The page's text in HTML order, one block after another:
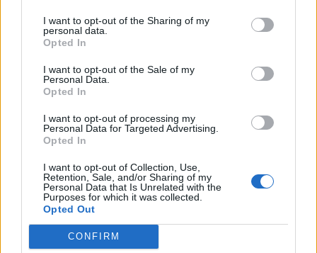
I want to opt-out of the Sharing of my
personal data.
Opted In
I want to opt-out of the Sale of my
Personal Data.
Opted In
I want to opt-out of processing my
Personal Data for Targeted Advertising.
Opted In
I want to opt-out of Collection, Use,
Retention, Sale, and/or Sharing of my
Personal Data that Is Unrelated with the
Purposes for which it was collected.
Opted Out
CONFIRM
Il materiale (testo, foto e video) consultabile in questo portale è di nostra proprietà.
Alcune foto (screenshot) ed articoli presenti su "Calciomercato Magazine" sono in parte
giunti da internet, in quanto arrivati alla nostra attenzione attraverso regolari
comunicati stampa con immagini e testi allegati ed autorizzati alla pubblicazione, e
quindi valutati di pubblico dominio. Se i soggetti o gli autori avessero qualcosa in
contrario alla pubblicazione, non avranno che da segnalarlo alla redazione (indirizzo
email:redazione@napolimagazine.com), che provvederà prontamente alla rimozione.
"Calciomercato Magazine" non è una testata giornalistica, ma un sito di informazione di